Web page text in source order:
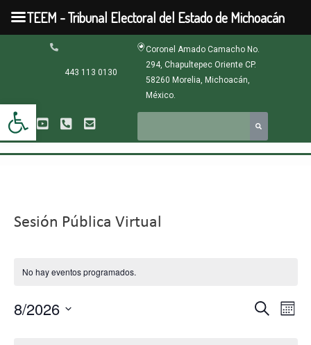
Abrir barra de herramientas
contenido
443 113 0130
Coronel Amado Camacho No.
294, Chapultepec Oriente CP.
58260 Morelia, Michoacán,
México.
Sesión Pública Virtual
No hay eventos programados.
Buscar
Mes
8/2026
TEEM - Tribunal Electoral del Estado de Michoacán